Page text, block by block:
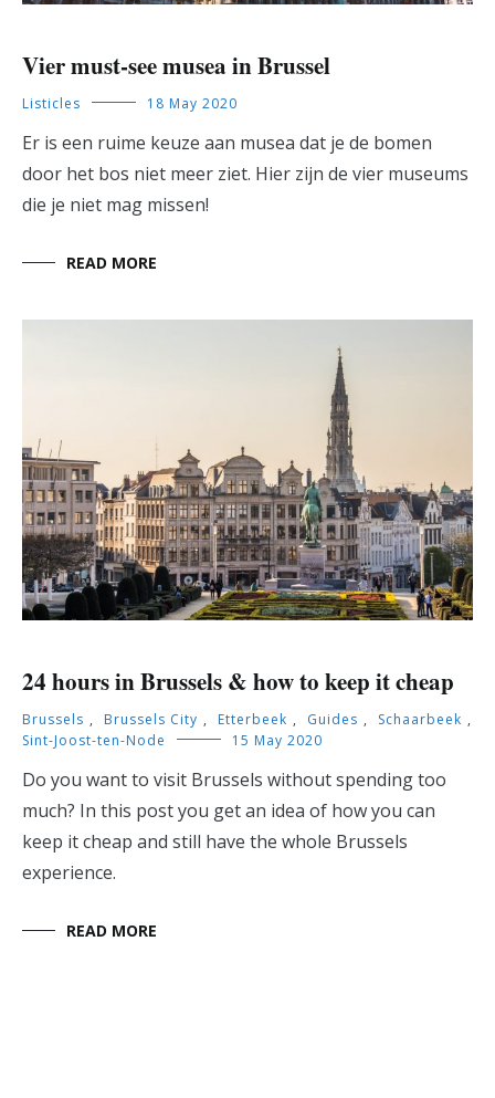
Vier must-see musea in Brussel
Listicles 18 May 2020
Er is een ruime keuze aan musea dat je de bomen
door het bos niet meer ziet. Hier zijn de vier museums
die je niet mag missen!
READ MORE
24 hours in Brussels & how to keep it cheap
Brussels , Brussels City , Etterbeek , Guides , Schaarbeek ,
Sint-Joost-ten-Node
15 May 2020
Do you want to visit Brussels without spending too
much? In this post you get an idea of how you can
keep it cheap and still have the whole Brussels
experience.
READ MORE